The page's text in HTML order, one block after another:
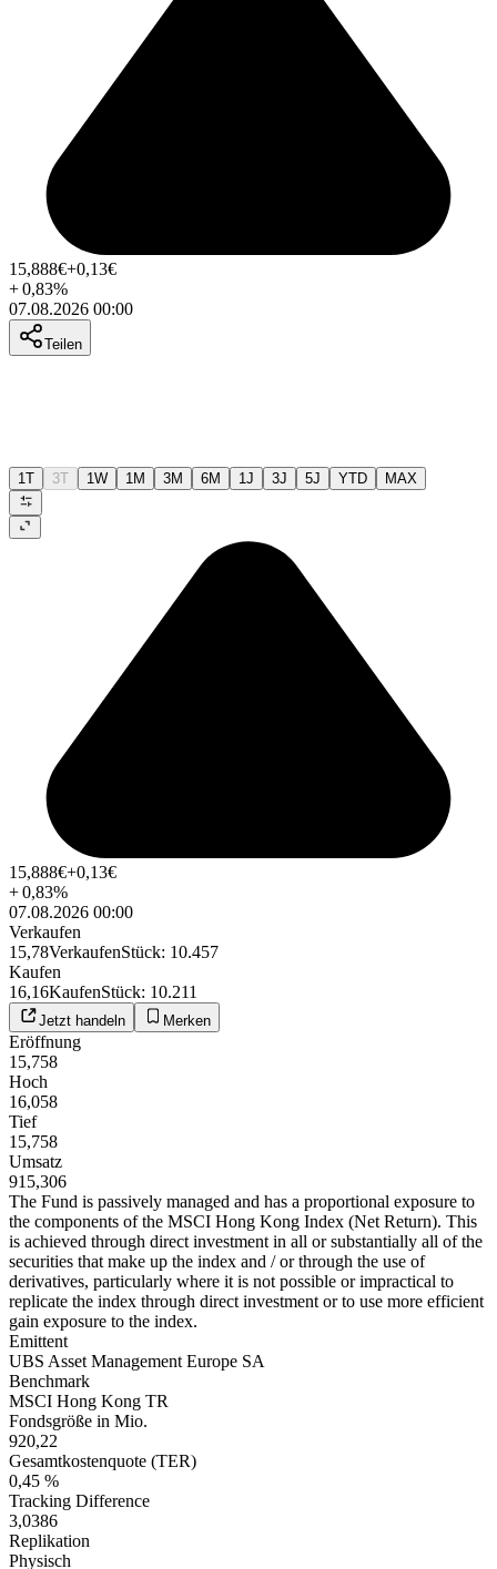
15,888€+0,13€
+0,83%
07.08.2026 00:00
Teilen
1T 3T 1W 1M 3M 6M 1J 3J 5J YTD MAX
15,888€+0,13€
+0,83%
07.08.2026 00:00
Verkaufen
15,78VerkaufenStück: 10.457
Kaufen
16,16KaufenStück: 10.211
Jetzt handeln Merken
Eröffnung
15,758
Hoch
16,058
Tief
15,758
Umsatz
915,306
The Fund is passively managed and has a proportional exposure to
the components of the MSCI Hong Kong Index (Net Return). This
is achieved through direct investment in all or substantially all of the
securities that make up the index and / or through the use of
derivatives, particularly where it is not possible or impractical to
replicate the index through direct investment or to use more efficient
gain exposure to the index.
Emittent
UBS Asset Management Europe SA
Benchmark
MSCI Hong Kong TR
Fondsgröße in Mio.
920,22
Gesamtkostenquote (TER)
0,45 %
Tracking Difference
3,0386
Replikation
Physisch